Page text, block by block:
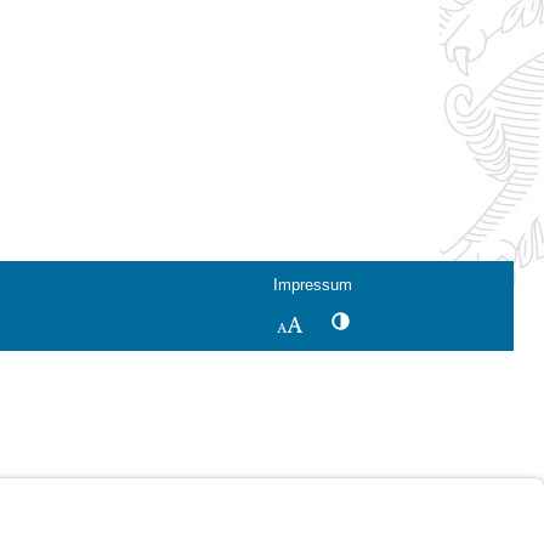
Impressum
SchriftgrößeKontrastwechsel